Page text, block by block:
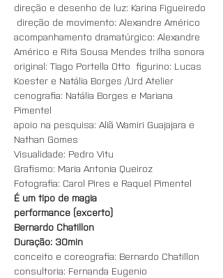
direção e desenho de luz: Karina Figueiredo
direção de movimento: Alexandre Américo
acompanhamento dramatúrgico: Alexandre
Américo e Rita Sousa Mendes trilha sonora
original: Tiago Portella Otto  figurino: Lucas
Koester e Natália Borges /Urd Atelier
cenografia: Natália Borges e Mariana
Pimentel
apoio na pesquisa: Aliã Wamiri Guajajara e
Nathan Gomes
Visualidade: Pedro Vitu
Grafismo: Maria Antonia Queiroz
Fotografia: Carol Pires e Raquel Pimentel
É um tipo de magia
performance (excerto)
Bernardo Chatillon
Duração: 30min
conceito e coreografia: Bernardo Chatillon
consultoria: Fernanda Eugenio